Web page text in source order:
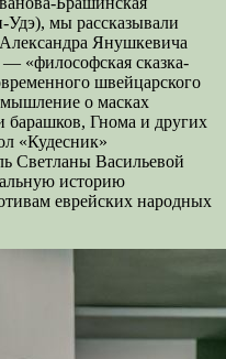
Удэ), мы рассказывали
Янушкевича
— «философская сказка-
швейцарского
о масках
барашков, Гнома и других
«Кудесник»
Светланы Васильевой
историю
еврейских народных